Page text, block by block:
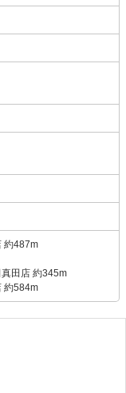
約487m
真田店 約345m
約584m